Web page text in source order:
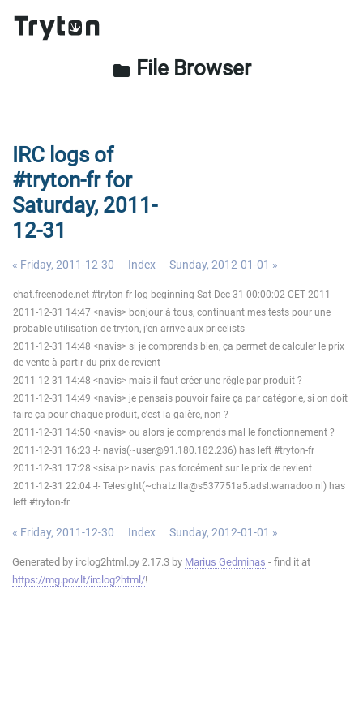
folder File Browser
IRC logs of
#tryton-fr for
Saturday, 2011-
12-31
« Friday, 2011-12-30 Index Sunday, 2012-01-01 »
chat.freenode.net #tryton-fr log beginning Sat Dec 31 00:00:02 CET 2011
2011-12-31 14:47 <navis> bonjour à tous, continuant mes tests pour une
probable utilisation de tryton, j'en arrive aux pricelists
2011-12-31 14:48 <navis> si je comprends bien, ça permet de calculer le prix
de vente à partir du prix de revient
2011-12-31 14:48 <navis> mais il faut créer une rêgle par produit ?
2011-12-31 14:49 <navis> je pensais pouvoir faire ça par catégorie, si on doit
faire ça pour chaque produit, c'est la galère, non ?
2011-12-31 14:50 <navis> ou alors je comprends mal le fonctionnement ?
2011-12-31 16:23 -!- navis(~user@91.180.182.236) has left #tryton-fr
2011-12-31 17:28 <sisalp> navis: pas forcément sur le prix de revient
2011-12-31 22:04 -!- Telesight(~chatzilla@s537751a5.adsl.wanadoo.nl) has
left #tryton-fr
« Friday, 2011-12-30 Index Sunday, 2012-01-01 »
Generated by irclog2html.py 2.17.3 by Marius Gedminas - find it at
https://mg.pov.lt/irclog2html/!